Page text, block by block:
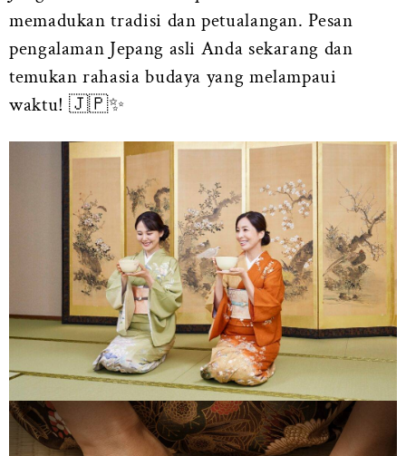
memadukan tradisi dan petualangan. Pesan
pengalaman Jepang asli Anda sekarang dan
temukan rahasia budaya yang melampaui
waktu! 🇯🇵✨